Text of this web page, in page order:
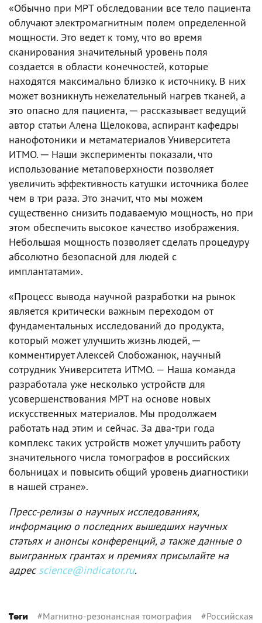
«Обычно при МРТ обследовании все тело пациента
облучают электромагнитным полем определенной
мощности. Это ведет к тому, что во время
сканирования значительный уровень поля
создается в области конечностей, которые
находятся максимально близко к источнику. В них
может возникнуть нежелательный нагрев тканей, а
это опасно для пациента, ─ рассказывает ведущий
автор статьи Алена Щелокова, аспирант кафедры
нанофотоники и метаматериалов Университета
ИТМО. ─ Наши эксперименты показали, что
использование метаповерхности позволяет
увеличить эффективность катушки источника более
чем в три раза. Это значит, что мы можем
существенно снизить подаваемую мощность, но при
этом обеспечить высокое качество изображения.
Небольшая мощность позволяет сделать процедуру
абсолютно безопасной для людей с
имплантатами».
«Процесс вывода научной разработки на рынок
является критически важным переходом от
фундаментальных исследований до продукта,
который может улучшить жизнь людей, ─
комментирует Алексей Слобожанюк, научный
сотрудник Университета ИТМО. — Наша команда
разработала уже несколько устройств для
усовершенствования МРТ на основе новых
искусственных материалов. Мы продолжаем
работать над этим и сейчас. За два-три года
комплекс таких устройств может улучшить работу
значительного числа томографов в российских
больницах и повысить общий уровень диагностики
в нашей стране».
Пресс-релизы о научных исследованиях,
информацию о последних вышедших научных
статьях и анонсы конференций, а также данные о
выигранных грантах и премиях присылайте на
адресscience@indicator.ru.
Теги #Магнитно-резонансная томография #Российская